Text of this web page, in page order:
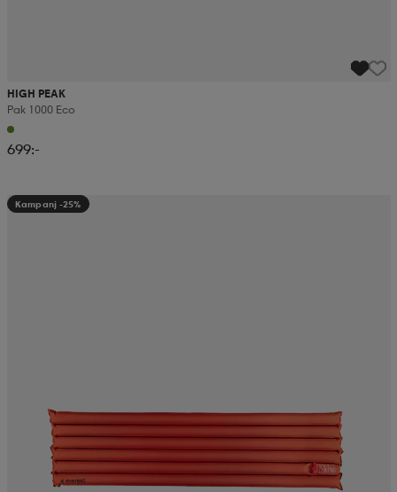
HIGH PEAK
Pak 1000 Eco
699:-
Kampanj -25%